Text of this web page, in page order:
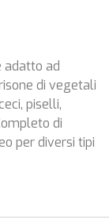
adatto ad
di vegetali
piselli,
di
per diversi tipi